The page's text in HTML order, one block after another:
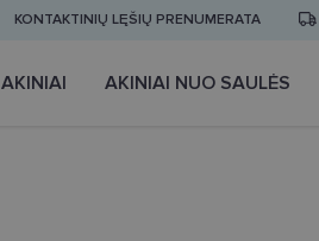
KONTAKTINIŲ LĘŠIŲ PRENUMERATA
AKINIAI AKINIAI NUO SAULĖS